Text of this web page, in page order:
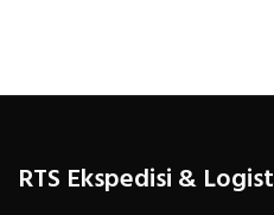
RTS Ekspedisi &